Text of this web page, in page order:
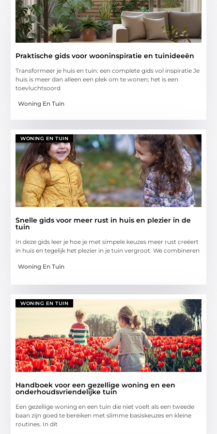
Praktische gids voor wooninspiratie en tuinideeën
Transformeer je huis en tuin: een complete gids vol inspiratie Je
huis is meer dan alleen een plek om te wonen; het is een
toevluchtsoord
Woning En Tuin
WONING EN TUIN
Snelle gids voor meer rust in huis en plezier in de
tuin
In deze gids leer je hoe je met simpele keuzes meer rust creëert
in huis en tegelijk het plezier in je tuin vergroot. We combineren
Woning En Tuin
WONING EN TUIN
Handboek voor een gezellige woning en een
onderhoudsvriendelijke tuin
Een gezellige woning en een tuin die niet voelt als een tweede
baan zijn goed te bereiken met slimme basiskeuzes en kleine
routines. In dit